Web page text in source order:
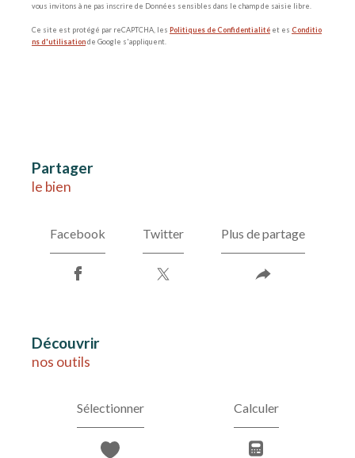
vous invitons à ne pas inscrire de Données sensibles dans le champ de saisie libre.
Ce site est protégé par reCAPTCHA, les Politiques de Confidentialité et es Conditio
ns d'utilisationde Google s'appliquent.
partager
le bien
Facebook Twitter Plus de partage
découvrir
nos outils
Sélectionner Calculer